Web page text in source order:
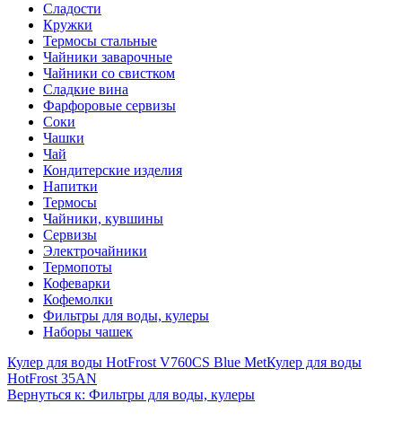
Сладости
Кружки
Термосы стальные
Чайники заварочные
Чайники со свистком
Сладкие вина
Фарфоровые сервизы
Соки
Чашки
Чай
Кондитерские изделия
Напитки
Термосы
Чайники, кувшины
Сервизы
Электрочайники
Термопоты
Кофеварки
Кофемолки
Фильтры для воды, кулеры
Наборы чашек
Кулер для воды HotFrost V760CS Blue MetКулер для воды
HotFrost 35AN
Вернуться к: Фильтры для воды, кулеры